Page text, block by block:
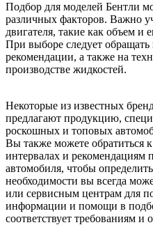
Подбор для моделей Бентли
различных факторов. Важно
двигателя, такие как объем и
При выборе следует
рекомендации, а также на
производстве жидкостей.
Некоторые из известных
предлагают продукцию,
роскошных и топовых
Вы также можете обратиться
интервалах и
автомобиля, чтобы
необходимости вы всегда
или сервисным центрам для
информации и помощи в
соответствует требованиям и